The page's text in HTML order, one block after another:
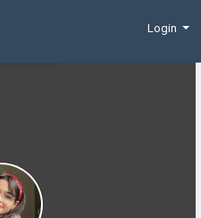
Login